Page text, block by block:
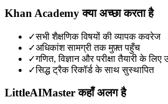
Khan Academy क्या अच्छा करता है
✓सभी शैक्षणिक विषयों की व्यापक कवरेज
✓अधिकांश सामग्री तक मुफ़्त पहुँच
✓गणित, विज्ञान और परीक्षा तैयारी के लिए
✓सिद्ध ट्रैक रिकॉर्ड के साथ सुस्थापित
LittleAIMaster कहाँ अलग है